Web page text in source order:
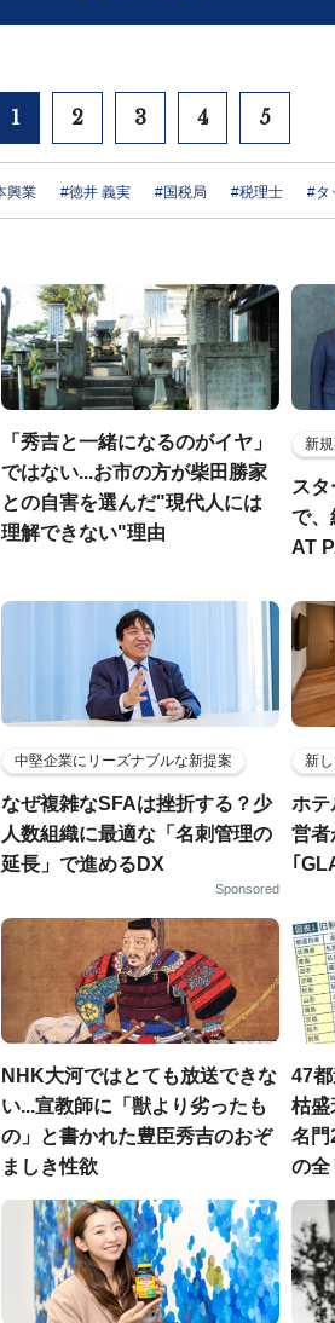
1 2 3 4 5
興業 #徳井 義実 #国税局 #税理士 #タ
「秀吉と一緒になるのがイヤ」
ではない...お市の方が柴田勝家
との自害を選んだ"現代人には
理解できない"理由
新
ス
で、
AT
中堅企業にリーズナブルな新提案
なぜ複雑なSFAは挫折する？少
人数組織に最適な「名刺管理の
延長」で進めるDX
Sponsored
新
ホ
営者
｢
NHK大河ではとても放送できな
い...宣教師に「獣より劣ったも
の」と書かれた豊臣秀吉のおぞ
ましき性欲
47
枯盛
名門
の全